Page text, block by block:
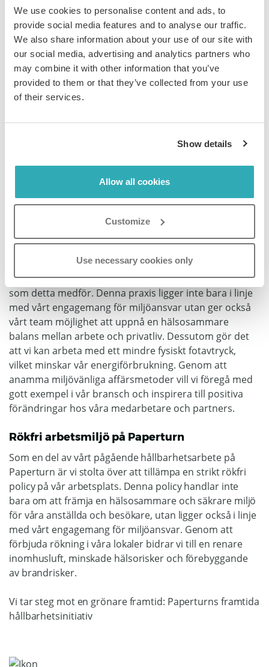
We use cookies to personalise content and ads, to
provide social media features and to analyse our traffic.
We also share information about your use of our site with
our social media, advertising and analytics partners who
may combine it with other information that you’ve
provided to them or that they’ve collected from your use
of their services.
Show details
Allow all cookies
Customize
Use necessary cookies only
burkar lämnas tillbaka i särskilda pantmaskiner på
stormarknader. Detta tillvägagångssätt hjälper oss att
minska mängden sopor som går till deponier. Vi tror på
att ta hand om vår miljö, och genom att återvinna och
separera avfall gör vi vår del för att hålla vår arbetsplats
ren och grön. Det handlar om att vara ansvarsfull och
göra hållbara val när det gäller hur vi hanterar vårt
Minskat resande och möjlighet till
Dessutom minimerar vi onödiga resor i tjänsten. Våra
kommunikationsverktyg och virtuella möten, vilket
minskar behovet av frekventa resor. När nödvändiga
resor krävs uppmuntrar vi till användning av
medarbetare arbeta på distans har vi avsevärt minskat
behovet av daglig pendling och de koldioxidutsläpp
som detta medför. Denna praxis ligger inte bara i linje
med vårt engagemang för miljöansvar utan ger också
vårt team möjlighet att uppnå en hälsosammare
balans mellan arbete och privatliv. Dessutom gör det
att vi kan arbeta med ett mindre fysiskt fotavtryck,
vilket minskar vår energiförbrukning. Genom att
anamma miljövänliga affärsmetoder vill vi föregå med
gott exempel i vår bransch och inspirera till positiva
förändringar hos våra medarbetare och partners.
Rökfri arbetsmiljö på Paperturn
Som en del av vårt pågående hållbarhetsarbete på
Paperturn är vi stolta över att tillämpa en strikt rökfri
policy på vår arbetsplats. Denna policy handlar inte
bara om att främja en hälsosammare och säkrare miljö
för våra anställda och besökare, utan ligger också i linje
med vårt engagemang för miljöansvar. Genom att
förbjuda rökning i våra lokaler bidrar vi till en renare
inomhusluft, minskade hälsorisker och förebyggande
av brandrisker.
Vi tar steg mot en grönare framtid: Paperturns framtida
hållbarhetsinitiativ